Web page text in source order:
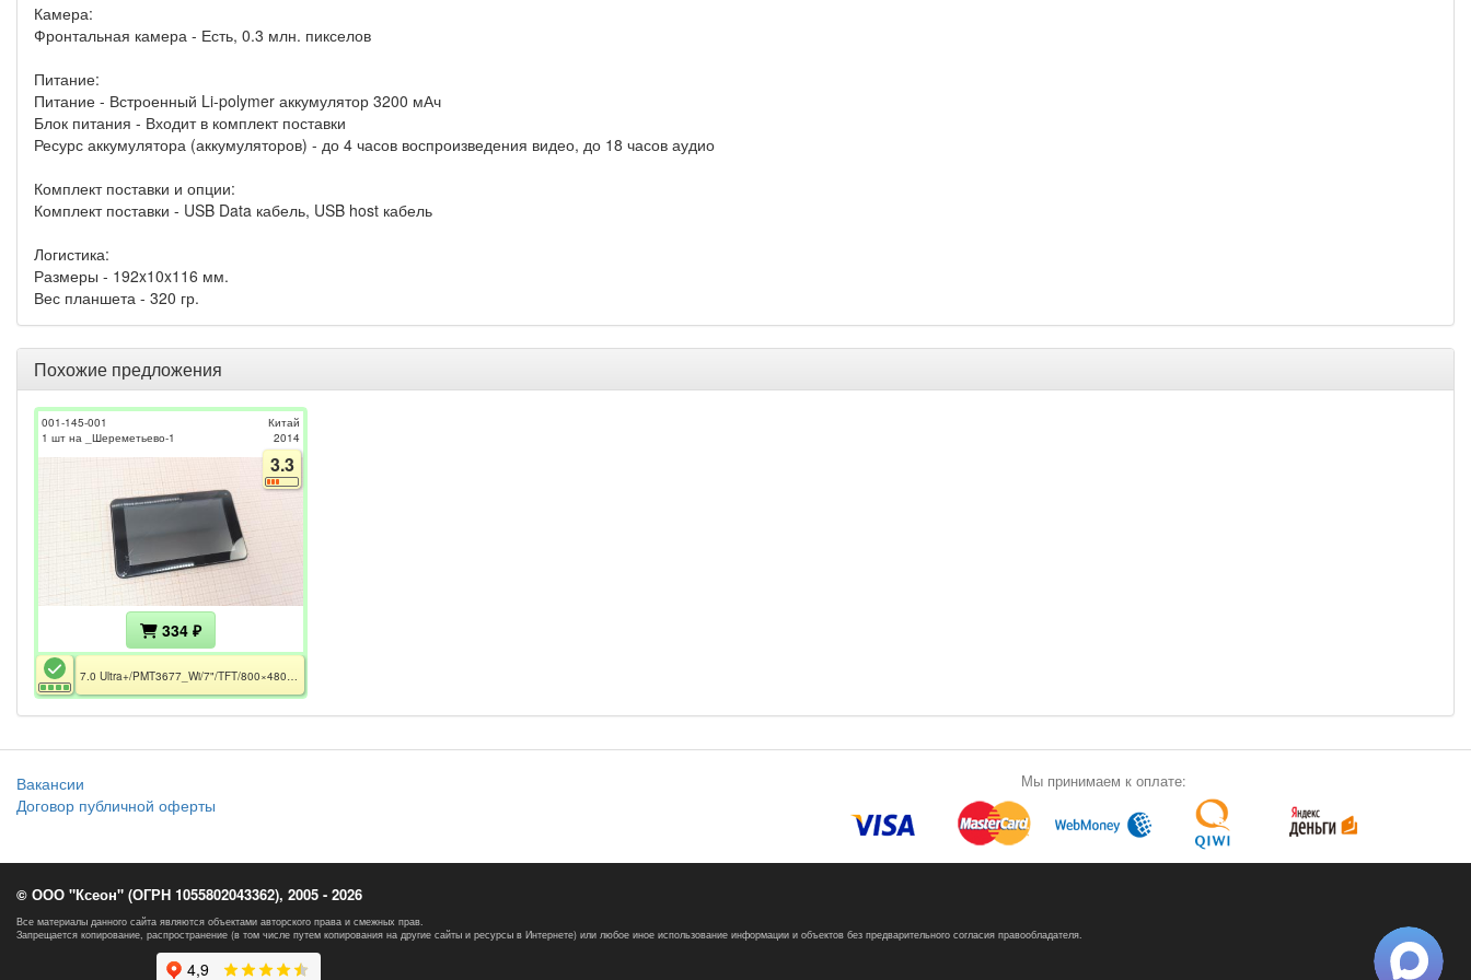
Камера:
Фронтальная камера - Есть, 0.3 млн. пикселов
Питание:
Питание - Встроенный Li-polymer аккумулятор 3200 мАч
Блок питания - Входит в комплект поставки
Ресурс аккумулятора (аккумуляторов) - до 4 часов воспроизведения видео, до 18 часов аудио
Комплект поставки и опции:
Комплект поставки - USB Data кабель, USB host кабель
Логистика:
Размеры - 192x10x116 мм.
Вес планшета - 320 гр.
Похожие предложения
001-145-001
1 шт на _Шереметьево-1
Китай
2014
3.3
334 ₽
Вакансии
Договор публичной оферты
Мы принимаем к оплате:
© ООО "Ксеон" (ОГРН 1055802043362), 2005 - 2026
Все материалы данного сайта являются объектами авторского права и смежных прав.
Запрещается копирование, распространение (в том числе путем копирования на другие сайты и ресурсы в Интернете) или любое иное использование информации и объектов без предварительного согласия правообладателя.